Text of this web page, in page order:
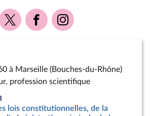
Voir
la
Voir
la
Voir
la
à Marseille (Bouches-du-Rhône)
profession scientifique
lois constitutionnelles, de la